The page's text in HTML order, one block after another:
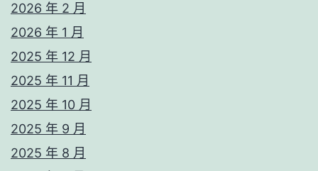
2026 年 2 月
2026 年 1 月
2025 年 12 月
2025 年 11 月
2025 年 10 月
2025 年 9 月
2025 年 8 月